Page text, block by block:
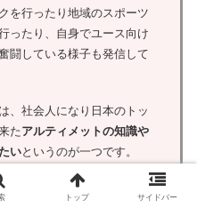
を行ったり地域のスポーツ
ったり、自身でユース向け
闘している様子も発信して
、社会人になり日本のトッ
たアルティメットの知識や
いというのが一つです。
ぶ機会も増えているようで
々にも知識を届けられれば
トップ サイドバー